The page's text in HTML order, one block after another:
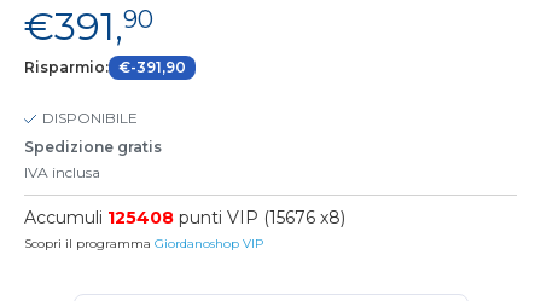
€391,90
Risparmio: €-391,90
DISPONIBILE
Spedizione gratis
IVA inclusa
Accumuli 125408 punti VIP (15676 x8)
Scopri il programma Giordanoshop VIP